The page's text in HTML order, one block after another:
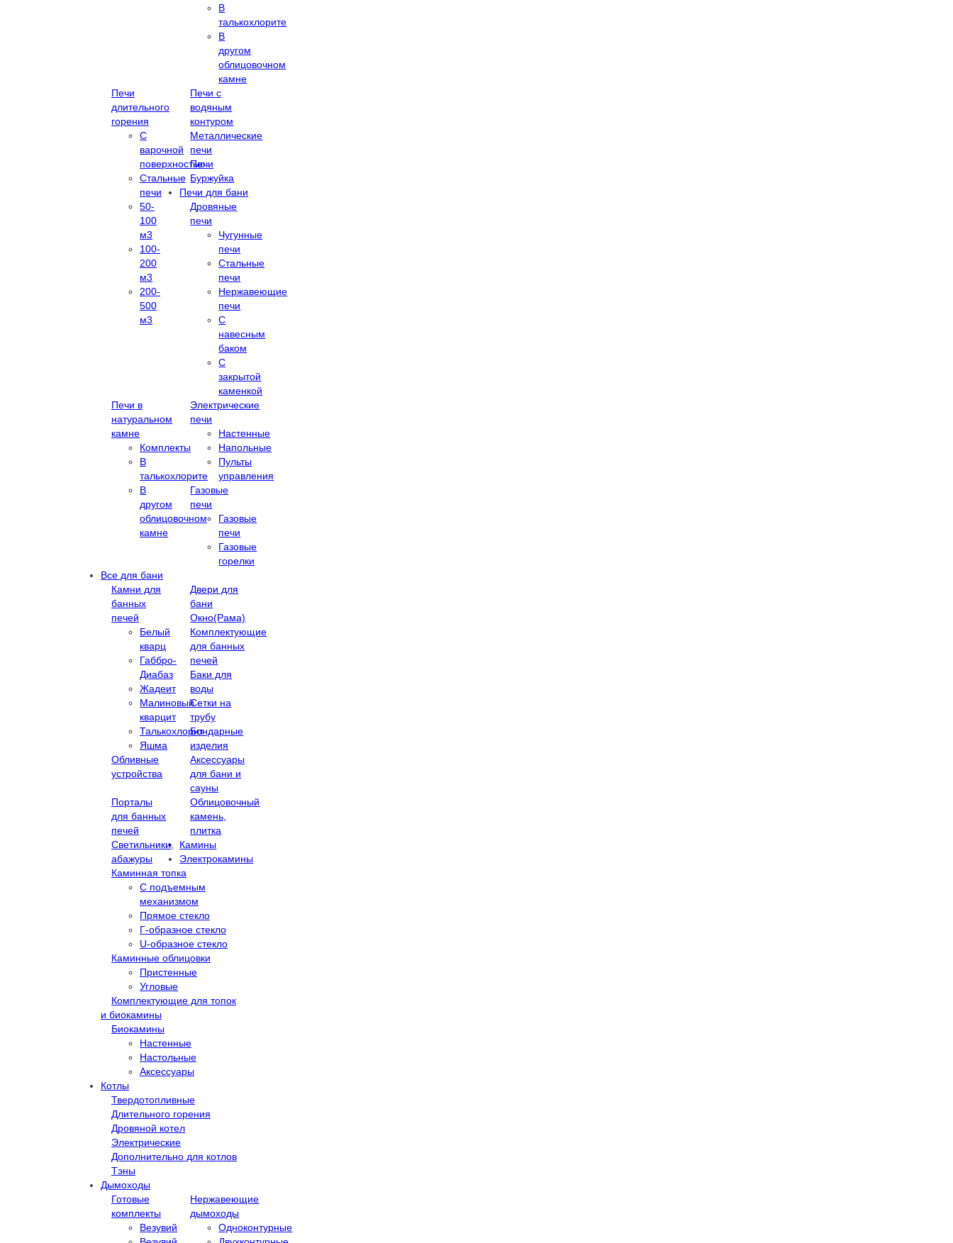
В
талькохлорите
В
другом
облицовочном
камне
Печи
длительного
горения
С
варочной
поверхностью
Стальные
печи
50-
100
м3
100-
200
м3
200-
500
м3
Печи с
водяным
контуром
Металлические
печи
Печи
Буржуйка
Печи для бани
Дровяные
печи
Чугунные
печи
Стальные
печи
Нержавеющие
печи
С
навесным
баком
С
закрытой
каменкой
Печи в
натуральном
камне
Комплекты
В
талькохлорите
В
другом
облицовочном
камне
Электрические
печи
Настенные
Напольные
Пульты
управления
Газовые
печи
Газовые
печи
Газовые
горелки
Все для бани
Камни для
банных
печей
Белый
кварц
Габбро-
Диабаз
Жадеит
Малиновый
кварцит
Талькохлорит
Яшма
Двери для
бани
Окно(Рама)
Комплектующие
для банных
печей
Баки для
воды
Сетки на
трубу
Бондарные
изделия
Обливные
устройства
Аксессуары
для бани и
сауны
Порталы
для банных
печей
Облицовочный
камень,
плитка
Светильники,
абажуры
Камины
Каминная топка
С подъемным
механизмом
Прямое стекло
Г-образное стекло
U-образное стекло
Каминные облицовки
Пристенные
Угловые
Комплектующие для топок
Электрокамины
и биокамины
Биокамины
Настенные
Настольные
Аксессуары
Котлы
Твердотопливные
Длительного горения
Дровяной котел
Электрические
Дополнительно для котлов
Тэны
Дымоходы
Готовые
комплекты
Везувий
Нержавеющие
дымоходы
Одноконтурные